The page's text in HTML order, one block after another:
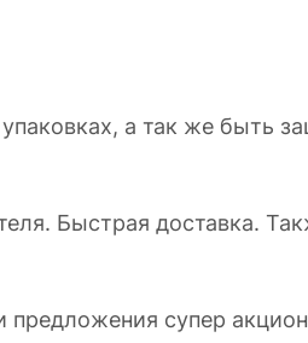
а так же быть
Быстрая доставка.
предложения супер